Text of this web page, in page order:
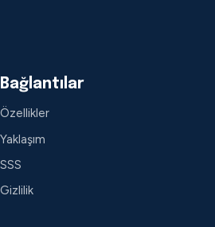
Bağlantılar
Özellikler
Yaklaşım
SSS
Gizlilik